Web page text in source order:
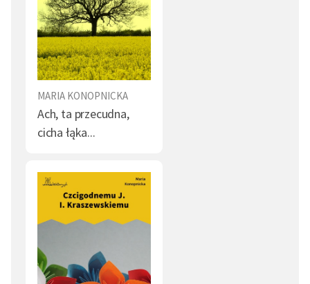
MARIA KONOPNICKA
Ach, ta przecudna,
cicha łąka...